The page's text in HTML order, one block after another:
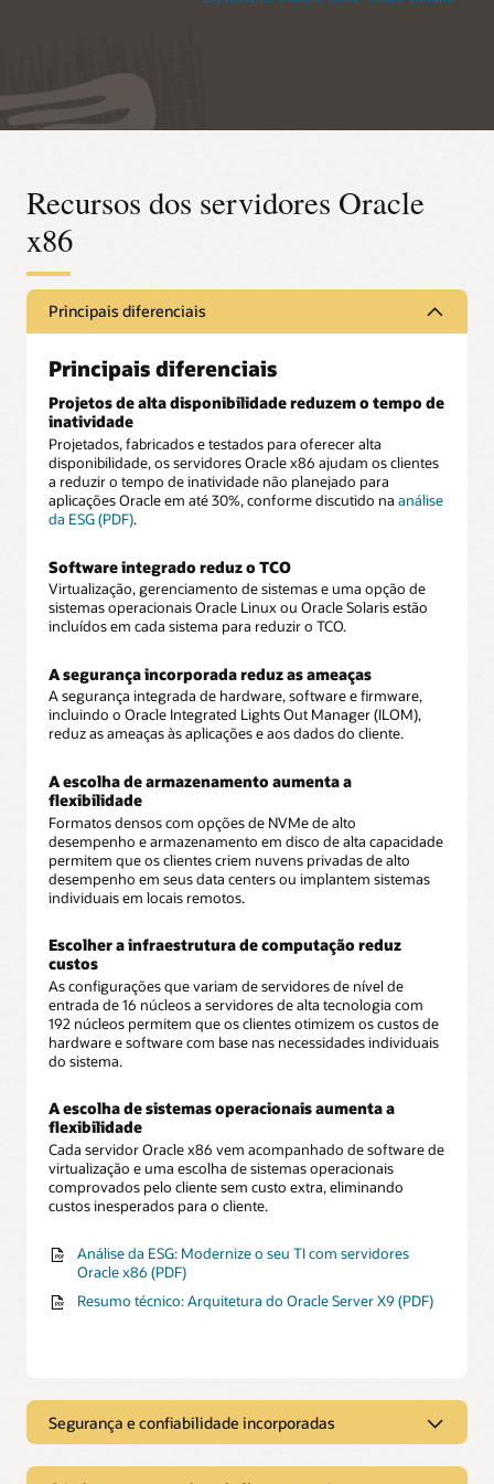
Recursos dos servidores Oracle
x86
Principais diferenciais
Principais diferenciais
Projetos de alta disponibilidade reduzem o tempo de
inatividade
Projetados, fabricados e testados para oferecer alta
disponibilidade, os servidores Oracle x86 ajudam os clientes
a reduzir o tempo de inatividade não planejado para
aplicações Oracle em até 30%, conforme discutido na análise
da ESG (PDF).
Software integrado reduz o TCO
Virtualização, gerenciamento de sistemas e uma opção de
sistemas operacionais Oracle Linux ou Oracle Solaris estão
incluídos em cada sistema para reduzir o TCO.
A segurança incorporada reduz as ameaças
A segurança integrada de hardware, software e firmware,
incluindo o Oracle Integrated Lights Out Manager (ILOM),
reduz as ameaças às aplicações e aos dados do cliente.
A escolha de armazenamento aumenta a
flexibilidade
Formatos densos com opções de NVMe de alto
desempenho e armazenamento em disco de alta capacidade
permitem que os clientes criem nuvens privadas de alto
desempenho em seus data centers ou implantem sistemas
individuais em locais remotos.
Escolher a infraestrutura de computação reduz
custos
As configurações que variam de servidores de nível de
entrada de 16 núcleos a servidores de alta tecnologia com
192 núcleos permitem que os clientes otimizem os custos de
hardware e software com base nas necessidades individuais
do sistema.
A escolha de sistemas operacionais aumenta a
flexibilidade
Cada servidor Oracle x86 vem acompanhado de software de
virtualização e uma escolha de sistemas operacionais
comprovados pelo cliente sem custo extra, eliminando
custos inesperados para o cliente.
Análise da ESG: Modernize o seu TI com servidores
Oracle x86 (PDF)
Resumo técnico: Arquitetura do Oracle Server X9 (PDF)
Segurança e confiabilidade incorporadas